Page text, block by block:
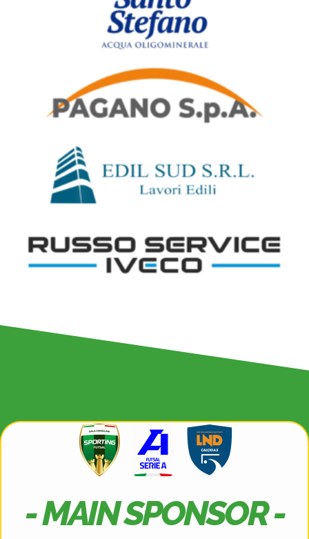
- MAIN SPONSOR -